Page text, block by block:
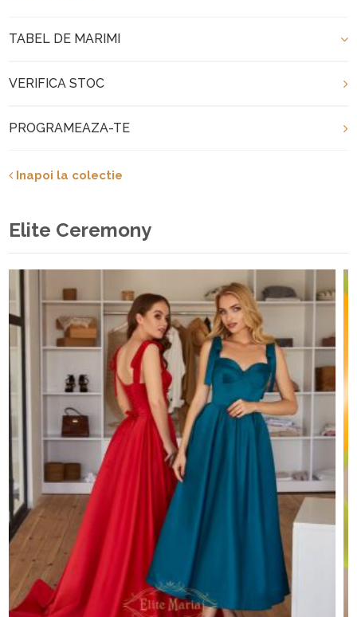
TABEL DE MARIMI
VERIFICA STOC
PROGRAMEAZA-TE
Inapoi la colectie
Elite Ceremony